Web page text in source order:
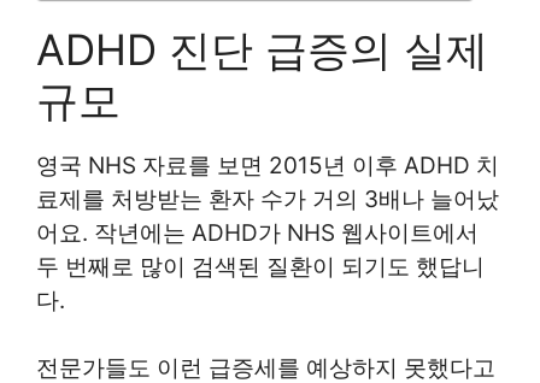
ADHD 진단 급증의 실제
규모
영국 NHS 자료를 보면 2015년 이후 ADHD 치
료제를 처방받는 환자 수가 거의 3배나 늘어났
어요. 작년에는 ADHD가 NHS 웹사이트에서
두 번째로 많이 검색된 질환이 되기도 했답니
다.
전문가들도 이런 급증세를 예상하지 못했다고